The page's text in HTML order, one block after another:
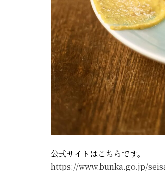
公式サイトはこちらです。
https://www.bunka.go.jp/